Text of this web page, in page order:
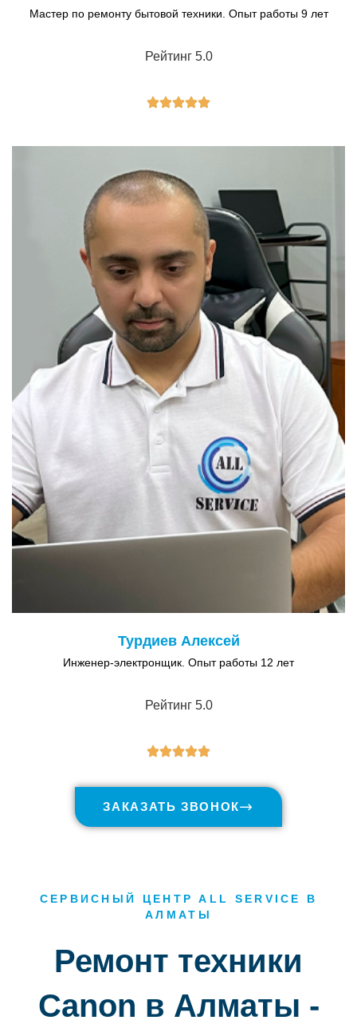
Мастер по ремонту бытовой техники. Опыт работы 9 лет
Рейтинг 5.0
Турдиев Алексей
Инженер-электронщик. Опыт работы 12 лет
Рейтинг 5.0
ЗАКАЗАТЬ ЗВОНОК
СЕРВИСНЫЙ ЦЕНТР ALL SERVICE В
АЛМАТЫ
Ремонт техники
Canon в Алматы -